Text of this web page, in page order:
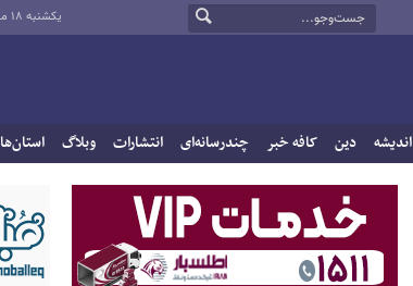
یکشنبه ۱۸ مرداد ۱۴۰۵
اندیشه دین کافه خبر چندرسانه‌ای انتشارات وبلاگ استان‌ها